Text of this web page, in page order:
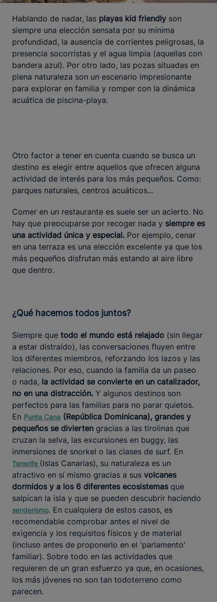
Hablando de nadar, las playas kid friendly son
siempre una elección sensata por su mínima
profundidad, la ausencia de corrientes peligrosas, la
presencia socorristas y el agua limpia (aquellas con
bandera azul). Por otro lado, las pozas situadas en
plena naturaleza son un escenario impresionante
para explorar en familia y romper con la dinámica
acuática de piscina-playa.
Otro factor a tener en cuenta cuando se busca un
destino es elegir entre aquellos que ofrecen alguna
actividad de interés para los más pequeños. Como:
parques naturales, centros acuáticos...
Comer en un restaurante es suele ser un acierto. No
hay que preocuparse por recoger nada y siempre es
una actividad única y especial. Por ejemplo, cenar
en una terraza es una elección excelente ya que los
más pequeños disfrutan más estando al aire libre
que dentro.
¿Qué hacemos todos juntos?
Siempre que todo el mundo está relajado (sin llegar
a estar distraído), las conversaciones fluyen entre
los diferentes miembros, reforzando los lazos y las
relaciones. Por eso, cuando la familia da un paseo
o nada, la actividad se convierte en un catalizador,
no en una distracción. Y algunos destinos son
perfectos para las familias para no parar quietos.
En Punta Cana (República Dominicana), grandes y
pequeños se divierten gracias a las tirolinas que
cruzan la selva, las excursiones en buggy, las
inmersiones de snorkel o las clases de surf. En
Tenerife (Islas Canarias), su naturaleza es un
atractivo en sí mismo gracias a sus volcanes
dormidos y a los 6 diferentes ecosistemas que
salpican la isla y que se pueden descubrir haciendo
senderismo. En cualquiera de estos casos, es
recomendable comprobar antes el nivel de
exigencia y los requisitos físicos y de material
(incluso antes de proponerlo en el 'parlamento'
familiar). Sobre todo en las actividades que
requieren de un gran esfuerzo ya que, en ocasiones,
los más jóvenes no son tan todoterreno como
parecen.